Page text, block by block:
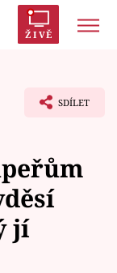
ŽIVĚ
SDÍLET
jí